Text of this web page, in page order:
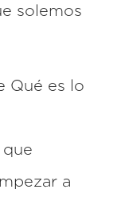
solemos
Qué es lo
a